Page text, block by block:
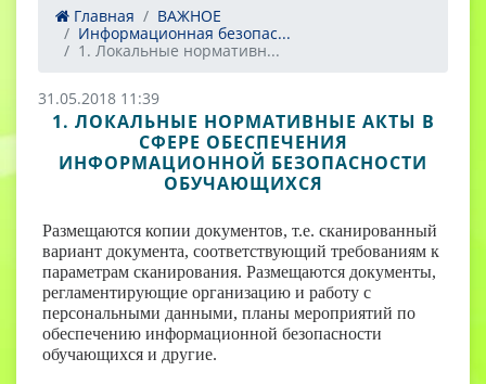
Главная
ВАЖНОЕ
Информационная безопас...
1. Локальные нормативн...
31.05.2018 11:39
1. ЛОКАЛЬНЫЕ НОРМАТИВНЫЕ АКТЫ В
СФЕРЕ ОБЕСПЕЧЕНИЯ
ИНФОРМАЦИОННОЙ БЕЗОПАСНОСТИ
ОБУЧАЮЩИХСЯ
Размещаются копии документов, т.е. сканированный
вариант документа, соответствующий требованиям к
параметрам сканирования. Размещаются документы,
регламентирующие организацию и работу с
персональными данными, планы мероприятий по
обеспечению информационной безопасности
обучающихся и другие.